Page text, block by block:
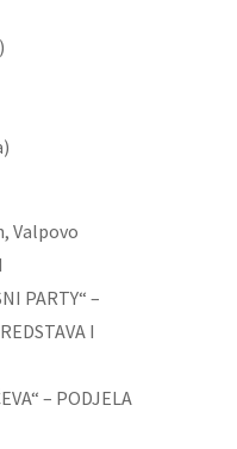
Valpovo
PARTY“ –
I
– PODJELA